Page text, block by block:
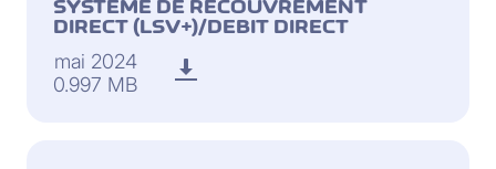
SYSTÈME DE RECOUVREMENT
DIRECT (LSV+)/DEBIT DIRECT
0.997 MB
mai 2024